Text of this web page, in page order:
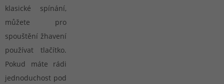
klasické spínání,
můžete pro
spouštění žhavení
používat tlačítko.
Pokud máte rádi
jednoduchost pod